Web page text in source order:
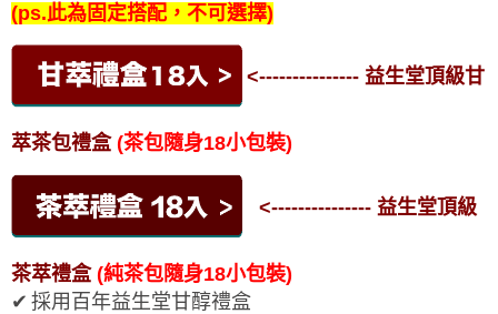
(ps.此為固定搭配，不可選擇)
<--------------- 益生堂頂級甘
萃茶包禮盒 (茶包隨身18小包裝)
<--------------- 益生堂頂級
茶萃禮盒 (純茶包隨身18小包裝)
✔ 採用百年益生堂甘醇禮盒